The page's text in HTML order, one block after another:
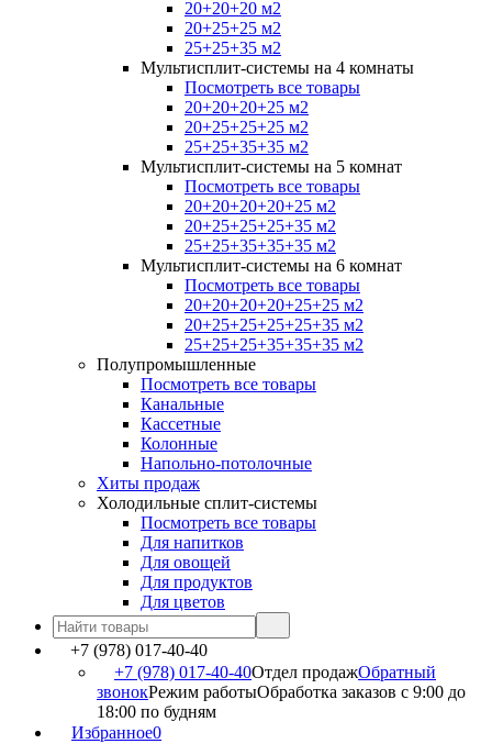
20+20+20 м2
20+25+25 м2
25+25+35 м2
Мультисплит-системы на 4 комнаты
Посмотреть все товары
20+20+20+25 м2
20+25+25+25 м2
25+25+35+35 м2
Мультисплит-системы на 5 комнат
Посмотреть все товары
20+20+20+20+25 м2
20+25+25+25+35 м2
25+25+35+35+35 м2
Мультисплит-системы на 6 комнат
Посмотреть все товары
20+20+20+20+25+25 м2
20+25+25+25+25+35 м2
25+25+25+35+35+35 м2
Полупромышленные
Посмотреть все товары
Канальные
Кассетные
Колонные
Напольно-потолочные
Хиты продаж
Холодильные сплит-системы
Посмотреть все товары
Для напитков
Для овощей
Для продуктов
Для цветов
+7 (978) 017-40-40
+7 (978) 017-40-40Отдел продажОбратный
звонокРежим работыОбработка заказов с 9:00 до
18:00 по будням
Избранное0